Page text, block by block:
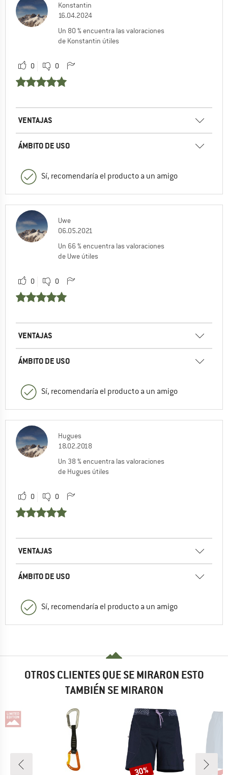
Konstantin
16.04.2024
Un 80 % encuentra las valoraciones
de Konstantin útiles
0 0
VENTAJAS
ÁMBITO DE USO
Sí, recomendaría el producto a un amigo
Uwe
06.05.2021
Un 66 % encuentra las valoraciones
de Uwe útiles
0 0
VENTAJAS
ÁMBITO DE USO
Sí, recomendaría el producto a un amigo
Hugues
18.02.2018
Un 38 % encuentra las valoraciones
de Hugues útiles
0 0
VENTAJAS
ÁMBITO DE USO
Sí, recomendaría el producto a un amigo
OTROS CLIENTES QUE SE MIRARON ESTO
TAMBIÉN SE MIRARON
Descuento
30%